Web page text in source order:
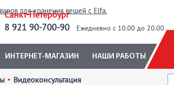
Санкт-Петербург
8 921 90-700-90
Ежедневно с 10.00 до 20.00
ИНТЕРНЕТ-МАГАЗИН НАШИ РАБОТЫ
• Видеоконсультация